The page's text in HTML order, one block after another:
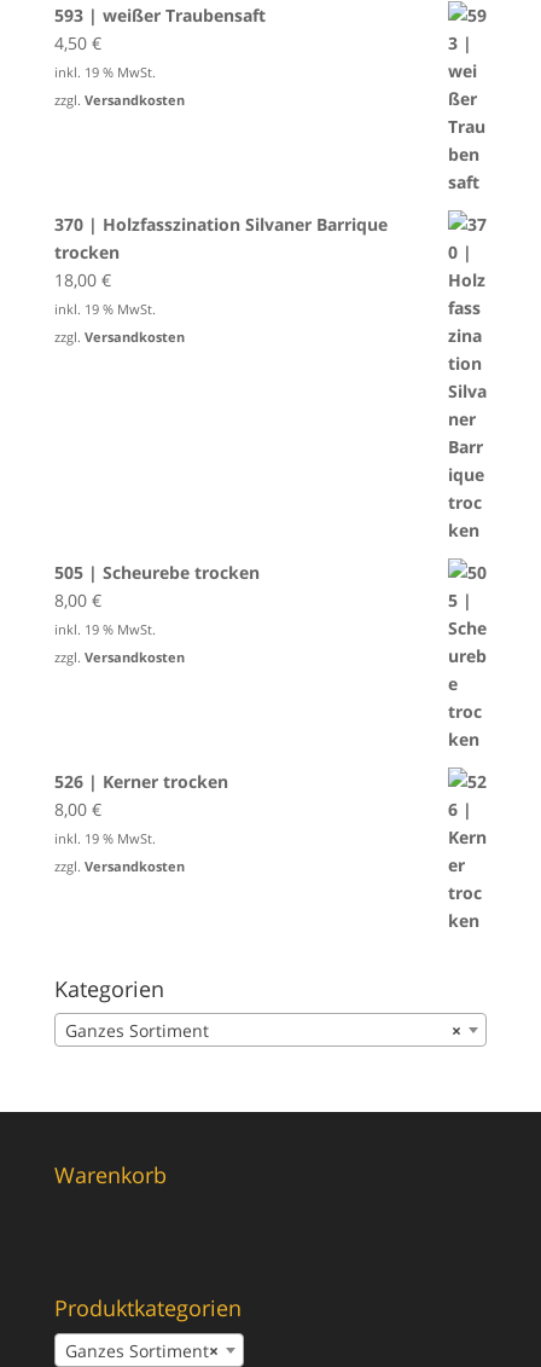
593 | weißer Traubensaft
4,50 €
inkl. 19 % MwSt.
zzgl. Versandkosten
370 | Holzfasszination Silvaner Barrique
trocken
18,00 €
inkl. 19 % MwSt.
zzgl. Versandkosten
505 | Scheurebe trocken
8,00 €
inkl. 19 % MwSt.
zzgl. Versandkosten
526 | Kerner trocken
8,00 €
inkl. 19 % MwSt.
zzgl. Versandkosten
Kategorien
×
Ganzes Sortiment
Warenkorb
Produktkategorien
×
Ganzes Sortiment